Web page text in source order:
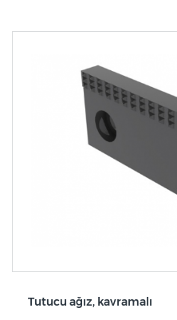
Tutucu ağız, kavramalı